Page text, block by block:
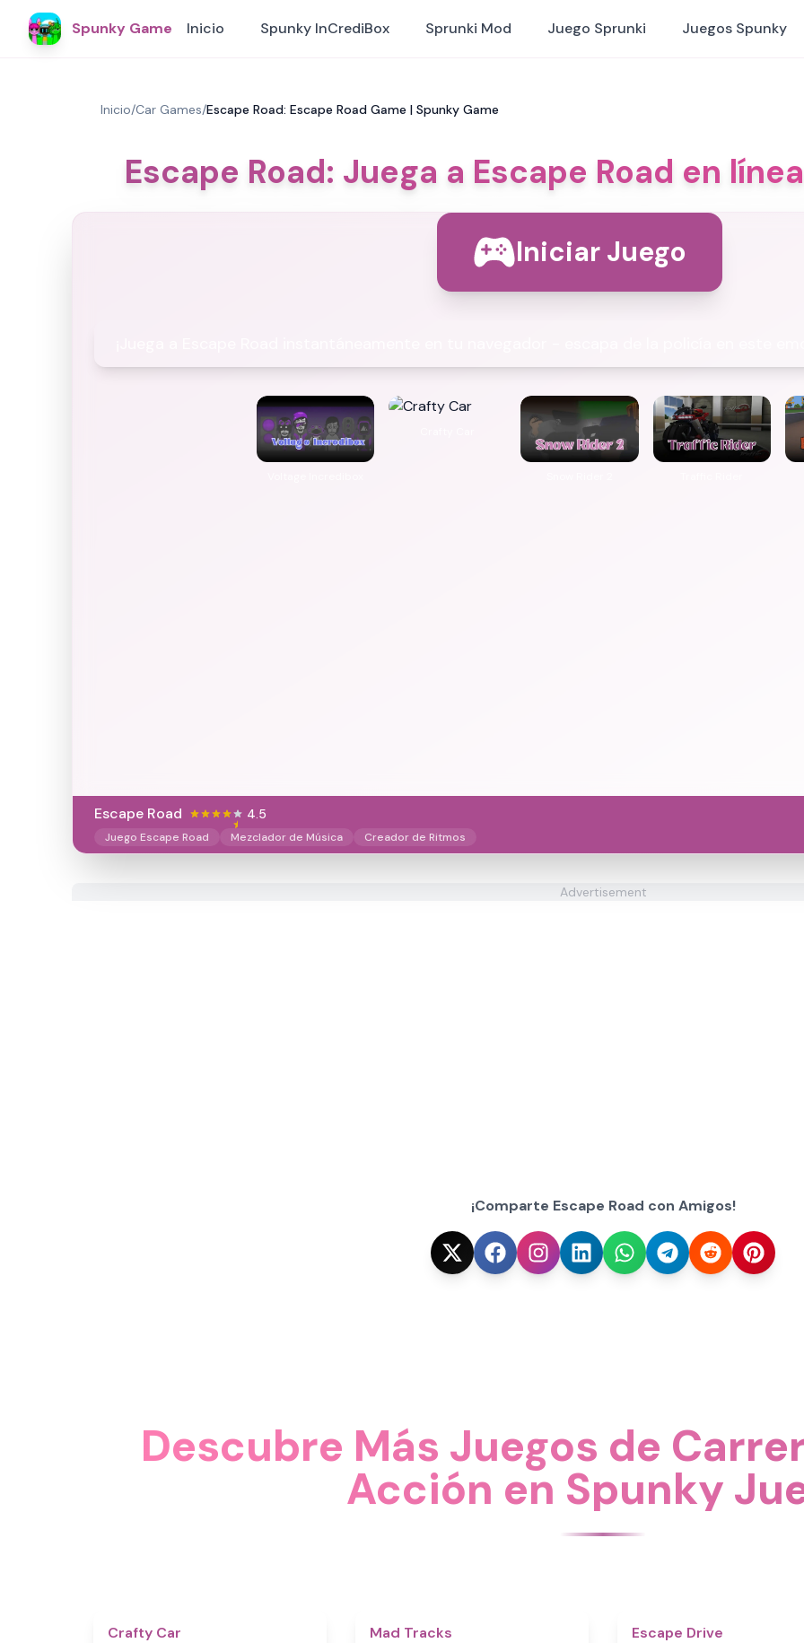
Spunky Game Inicio Spunky InCrediBox Sprunki Mod Juego Sprunki Juegos Spunky
Inicio/Car Games/Escape Road: Escape Road Game | Spunky Game
Escape Road: Juega a Escape Road en
Iniciar Juego
Escape Road 4.5
Juego Escape Road Mezclador de Música Creador de Ritmos
Advertisement
¡Comparte Escape Road con Amigos!
Descubre Más Juegos de
Acción en Spunky
Crafty Car Mad Tracks Escape Drive